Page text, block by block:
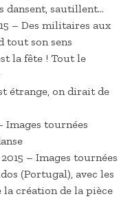
dansent, sautillent…
– Des militaires aux
tout son sens
la fête ! Tout le
étrange, on dirait de
Images tournées
– Images tournées
(Portugal), avec les
la création de la pièce